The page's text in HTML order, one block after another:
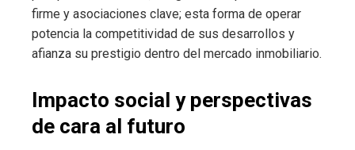
firme y asociaciones clave; esta forma de operar
potencia la competitividad de sus desarrollos y
afianza su prestigio dentro del mercado inmobiliario.
Impacto social y perspectivas
de cara al futuro